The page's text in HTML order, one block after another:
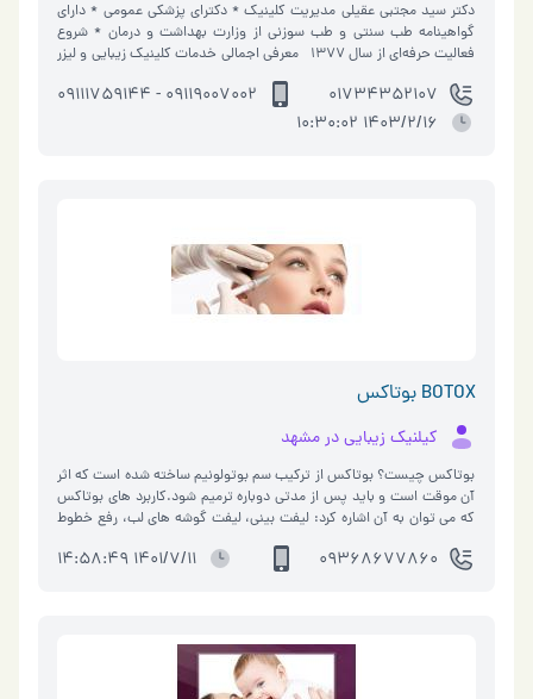
دکتر سید مجتبی عقیلی مدیریت کلینیک * دکترای پزشکی عمومی * دارای
گواهینامه طب سنتی و طب سوزنی از وزارت بهداشت و درمان * شروع
فعالیت حرفه‌ای از سال 1377 معرفی اجمالی خدمات کلینیک زیبایی و لیزر
01734352107
09119007002 - 09111759144
1403/2/16 10:30:02
BOTOX بوتاکس
کیلنیک زیبایی در مشهد
بوتاکس چیست؟ بوتاکس از ترکیب سم بوتولونیم ساخته شده است که اثر
آن موقت است و باید پس از مدتی دوباره ترمیم شود.کاربرد های بوتاکس
که می توان به آن اشاره کرد: لیفت بینی، لیفت گوشه های لب، رفع خطوط
09368677860
1401/7/11 14:58:49